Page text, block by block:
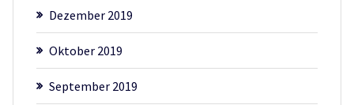
Dezember 2019
Oktober 2019
September 2019